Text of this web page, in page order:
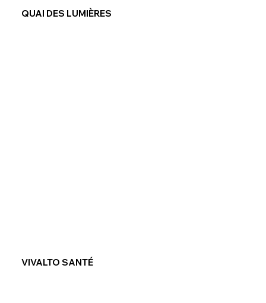
QUAI DES LUMIÈRES
VIVALTO SANTÉ